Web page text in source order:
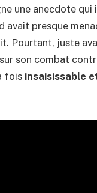
une anecdote
avait presque
Pourtant, juste
son combat
fois insaisissable